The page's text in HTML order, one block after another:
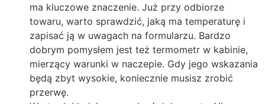
ma kluczowe znaczenie. Już przy odbiorze
towaru, warto sprawdzić, jaką ma temperaturę i
zapisać ją w uwagach na formularzu. Bardzo
dobrym pomysłem jest też termometr w kabinie,
mierzący warunki w naczepie. Gdy jego wskazania
będą zbyt wysokie, koniecznie musisz zrobić
przerwę.